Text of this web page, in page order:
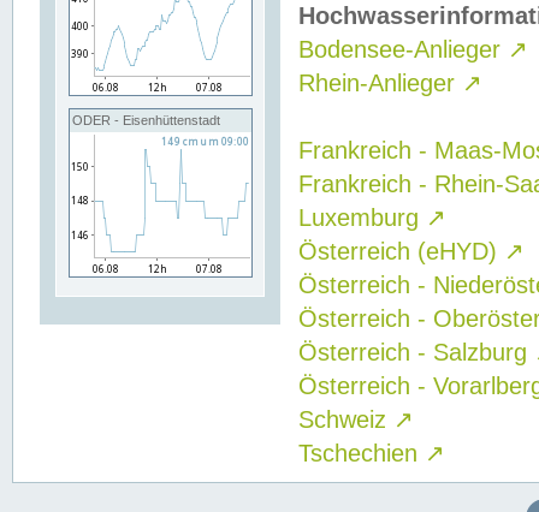
ODER - Eisenhüttenstadt
Bodensee-Anlieger ↗
Rhein-Anlieger ↗
Frankreich - Maas-
Frankreich - Rhein-
Luxemburg ↗
Österreich (eHYD) ↗
Österreich -
Österreich -
Österreich - Salzburg
Österreich -
Schweiz ↗
Tschechien ↗